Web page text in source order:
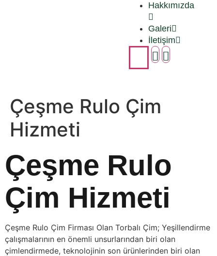
Hakkımızda
Galeri
İletişim
Çeşme Rulo Çim
Hizmeti
Çeşme Rulo
Çim Hizmeti
Çeşme Rulo Çim Firması Olan Torbalı Çim; Yeşillendirme
çalışmalarının en önemli unsurlarından biri olan
çimlendirmede, teknolojinin son ürünlerinden biri olan